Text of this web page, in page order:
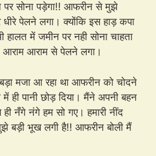
पर सोना पड़ेगा!! आफरीन से मुझे
पेलने लगा। क्योंकि इस हाड़ कपा
हालत में जमीन पर नही सोना चाहता
आराम से पेलने लगा।
मजा आ रहा था आफरीन को चोदने
ही पानी छोड़ दिया। मैंने अपनी बहन
नँगे नंगे हम सो गए। हमारी नींद
बड़ी भूख लगी है!! आफरीन बोली मैं